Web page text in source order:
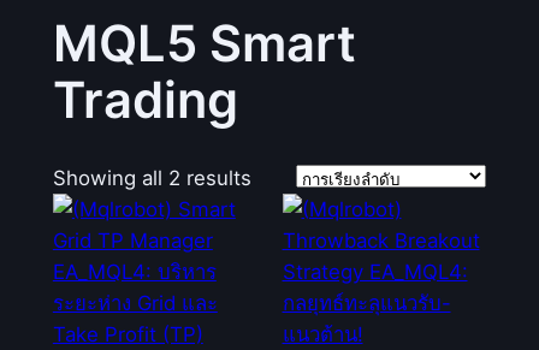
MQL5 Smart
Trading
Showing all 2 results